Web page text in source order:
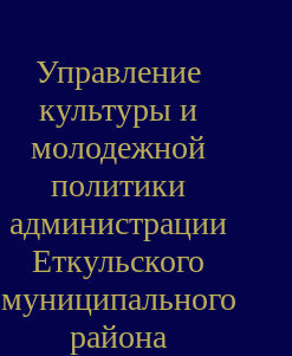
Управление
культуры и
молодежной
политики
администрации
Еткульского
муниципального
района